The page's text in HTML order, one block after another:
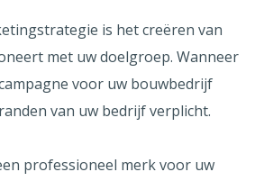
is het creëren van
met uw doelgroep. Wanneer
voor uw bouwbedrijf
van uw bedrijf verplicht.
professioneel merk voor uw